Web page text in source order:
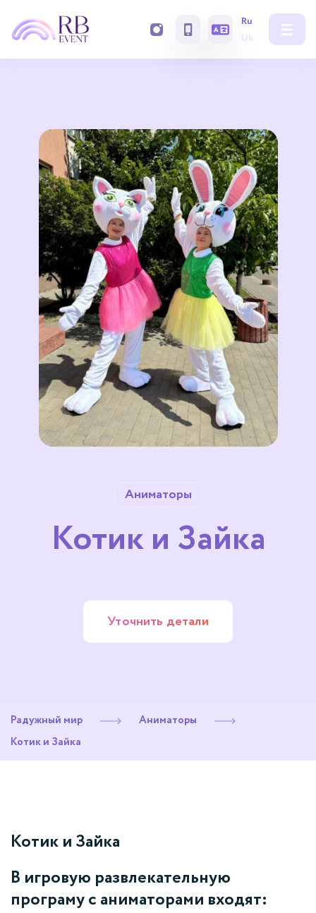
Ru
Uk
Аниматоры
Котик и Зайка
Уточнить детали
Радужный мир
Аниматоры
Котик и Зайка
Котик и Зайка
В игровую развлекательную
програму с аниматорами входят: